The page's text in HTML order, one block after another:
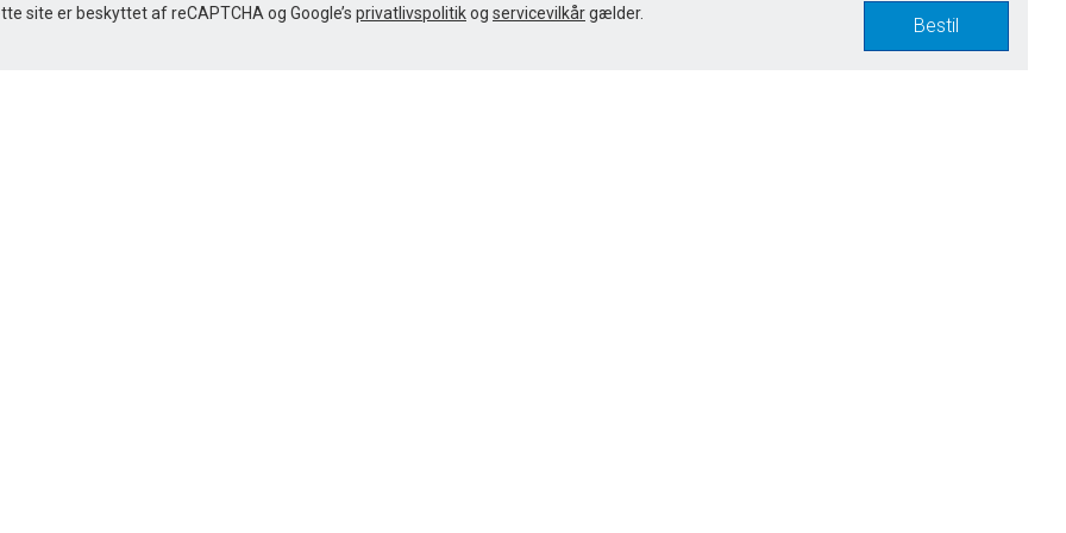
site er beskyttet af reCAPTCHA og Google’s privatlivspolitikog servicevilkårgælder.
Bestil